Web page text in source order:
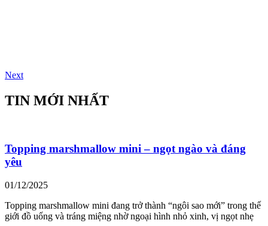
Next
TIN MỚI NHẤT
Topping marshmallow mini – ngọt ngào và đáng
yêu
01/12/2025
Topping marshmallow mini đang trở thành “ngôi sao mới” trong thế
giới đồ uống và tráng miệng nhờ ngoại hình nhỏ xinh, vị ngọt nhẹ